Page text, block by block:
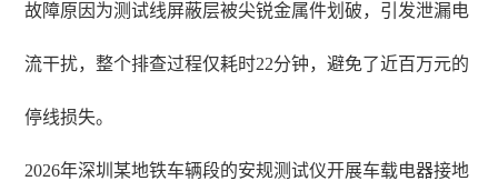
故障原因为测试线屏蔽层被尖锐金属件划破，引发泄漏电
流干扰，整个排查过程仅耗时22分钟，避免了近百万元的
停线损失。
2026年深圳某地铁车辆段的安规测试仪开展车载电器接地